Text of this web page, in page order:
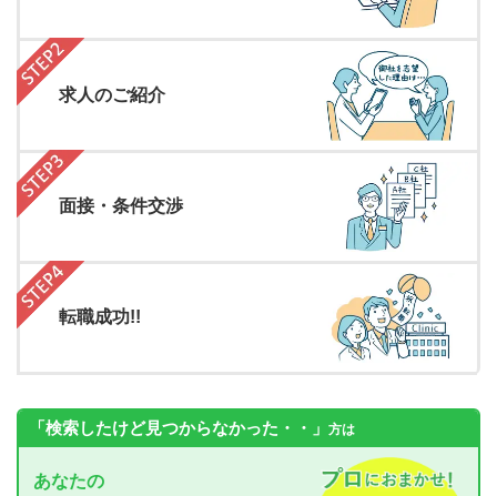
求人のご紹介
面接・条件交渉
転職成功!!
「検索したけど見つからなかった・・」 方は
あなたの